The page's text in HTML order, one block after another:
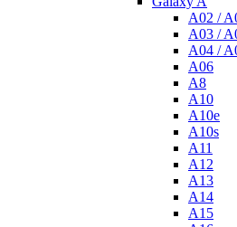
A02 /
A03 /
A04 /
A06
A8
A10
A10e
A10s
A11
A12
A13
A14
A15